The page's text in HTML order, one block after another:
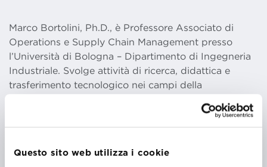
Questo sito web utilizza i cookie
Marco Bortolini, Ph.D., è Professore Associato di
Operations e Supply Chain Management presso
l’Università di Bologna – Dipartimento di Ingegneria
Industriale. Svolge attività di ricerca, didattica e
trasferimento tecnologico nei campi della
manifattura avanzata e delle operations, del supply
chain management e della transizione digitale 5.0. In
Università, Centri di Ricerca e Consorzi internazionali,